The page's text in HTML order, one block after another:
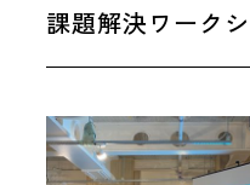
課題解決ワーク